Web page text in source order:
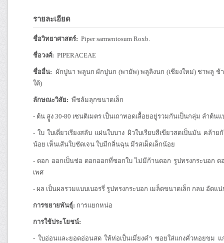
รายละเอียด
ชื่อวิทยาศาสตร์: Piper sarmentosum Roxb.
ชื่อวงศ์: PIPERACEAE
ชื่ออื่น:ผักปูนา พลูนก ผักปูนก (พายัพ) พลูลิงนก (เชียงใหม่) ชาพลู ช้
ใต้)
ลักษณะวิสัย: พืชล้มลุกขนาดเล็ก
- ต้น สููง 30-80 เซนติเมตร เป็นเถาทอดเลื้อยอยู่รวมกันเป็นกลุ่ม ลำต้
- ใบ ใบเดี่ยวเรียงสลับ แผ่นใบบาง ผิวใบเรียบสีเขียวสดเป็นมัน คล้
น้อย เห็นเส้นใบชัดเจน ใบมีกลิ่นฉุน มีรสเผ็ดเล็กน้อย
- ดอก ออกเป็นช่อ ดอกออกที่ซอกใบ ไม่มีก้านดอก รูปทรงกระบอก
เพศ
- ผล เป็นผลรวมแบบเบอรรี่ รูปทรงกระบอก เมล็ดขนาดเล็ก กลม อัดแ
การขยายพันธุ์: การแยกหน่อ
การใช้ประโยชน์:
- ใบอ่อนและยอดอ่อนสด ให้ห่อเป็นเมี่ยงคำ ซอยใส่แกงคั่วหอยขม